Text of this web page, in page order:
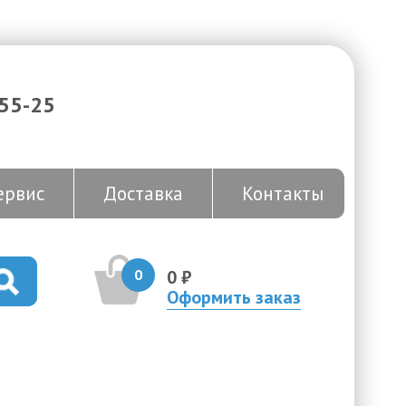
25
Доставка Контакты
0
0 ₽
Оформить заказ